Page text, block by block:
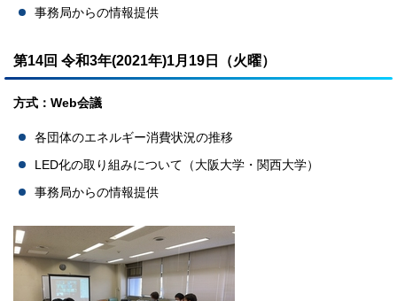
事務局からの情報提供
第14回 令和3年(2021年)1月19日（火曜）
方式：Web会議
各団体のエネルギー消費状況の推移
LED化の取り組みについて（大阪大学・関西大学）
事務局からの情報提供